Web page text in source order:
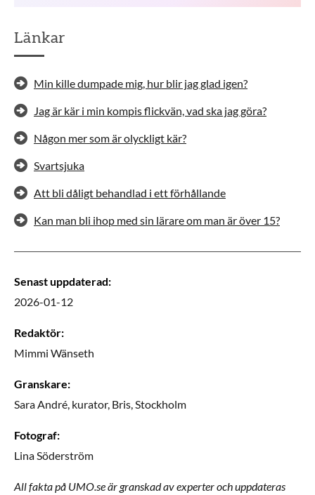
Länkar
Min kille dumpade mig, hur blir jag glad igen?
Jag är kär i min kompis flickvän, vad ska jag göra?
Någon mer som är olyckligt kär?
Svartsjuka
Att bli dåligt behandlad i ett förhållande
Kan man bli ihop med sin lärare om man är över 15?
Senast uppdaterad:
2026-01-12
Redaktör:
Mimmi Wänseth
Granskare:
Sara André, kurator, Bris, Stockholm
Fotograf:
Lina Söderström
All fakta på UMO.se är granskad av experter och uppdateras